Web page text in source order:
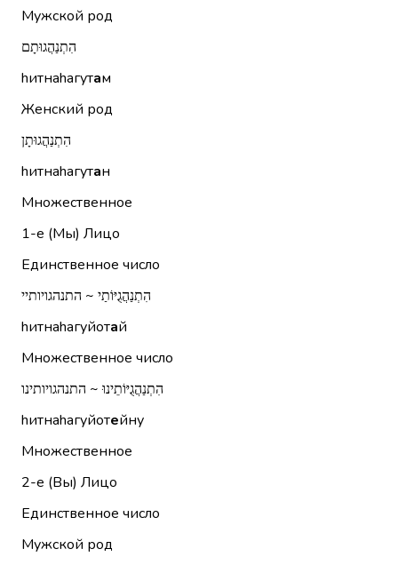
Мужской род
הִתְנַהֲגוּתָם
hитнаhагутам
Женский род
הִתְנַהֲגוּתָן
hитнаhагутан
Множественное
1-е (Мы) Лицо
Единственное число
הִתְנַהֲגֻיּוֹתַי ~ התנהגויותיי
hитнаhагуйотай
Множественное число
הִתְנַהֲגֻיּוֹתֵינוּ ~ התנהגויותינו
hитнаhагуйотейну
Множественное
2-е (Вы) Лицо
Единственное число
Мужской род